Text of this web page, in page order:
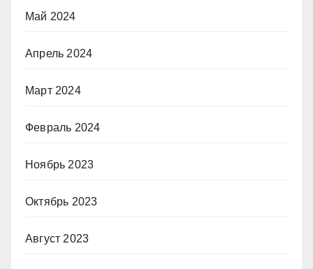
Май 2024
Апрель 2024
Март 2024
Февраль 2024
Ноябрь 2023
Октябрь 2023
Август 2023